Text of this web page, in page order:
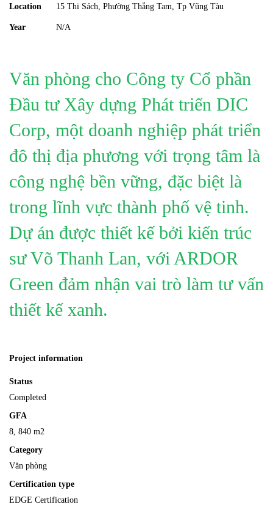
Location 15 Thi Sách, Phường Thắng Tam, Tp Vũng Tàu
Year N/A
Văn phòng cho Công ty Cổ phần
Đầu tư Xây dựng Phát triển DIC
Corp, một doanh nghiệp phát triển
đô thị địa phương với trọng tâm là
công nghệ bền vững, đặc biệt là
trong lĩnh vực thành phố vệ tinh.
Dự án được thiết kế bởi kiến trúc
sư Võ Thanh Lan, với ARDOR
Green đảm nhận vai trò làm tư vấn
thiết kế xanh.
Project information
Status
Completed
GFA
8, 840 m2
Category
Văn phòng
Certification type
EDGE Certification